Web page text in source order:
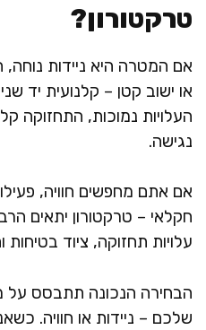
טרקטורון?
אם המטרה היא ניידות נוחה,
או ישוב קטן – קלנועית יד
העלויות נמוכות, התחזוקה
נגישה.
אם אתם מחפשים חוויה,
חקלאי – טרקטורון יתאים
עלויות תחזוקה, ציוד בטיחות
הבחירה הנכונה תתבסס על
שלכם – ניידות או חוויה.